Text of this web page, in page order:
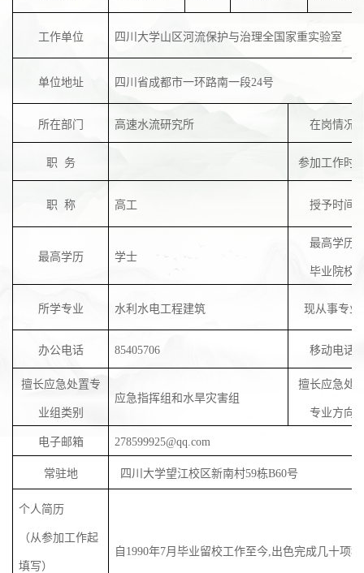
工作单位 四川大学山区河流保护与治理全国家重实验室
单位地址 四川省成都市一环路南一段24号
所在部门 高速水流研究所 在岗情况
职 务 参加工作时
职 称 高工 授予时间
最高学历 学士
最高学历
毕业院校
所学专业 水利水电工程建筑 现从事专业
办公电话 85405706 移动电话
擅长应急处置专
业组类别
应急指挥组和水旱灾害组
擅长应急处
专业方向
电子邮箱 278599925@qq.com
常驻地 四川大学望江校区新南村59栋B60号
个人简历
（从参加工作起
填写）
自 1990年7月毕业留校工作至今 出色完成几十项